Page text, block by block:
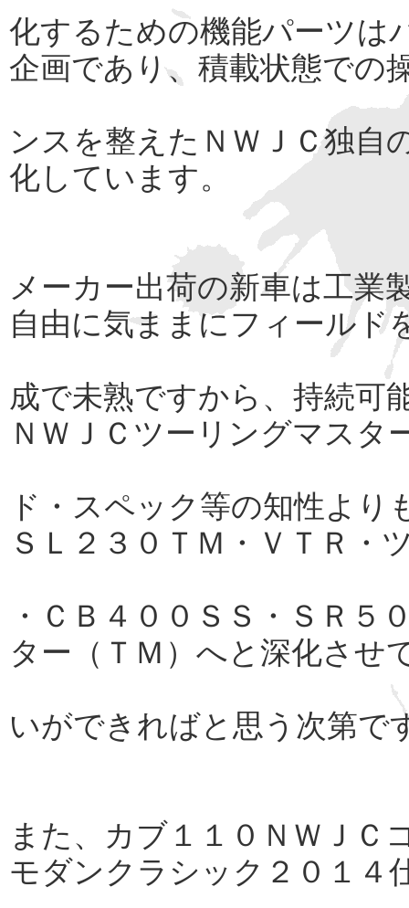
化するための機能パーツは
企画であり、積載状態での
ンスを整えたＮＷＪＣ独自
化しています。
メーカー出荷の新車は工業
自由に気ままにフィールド
成で未熟ですから、持続可
ＮＷＪＣツーリングマスタ
ド・スペック等の知性よ
ＳＬ２３０ＴＭ・ＶＴＲ・
・ＣＢ４００ＳＳ・ＳＲ５
ター（ＴＭ）へと深化させ
いができればと思う次第で
また、カブ１１０ＮＷＪＣ
モダンクラシック２０１４